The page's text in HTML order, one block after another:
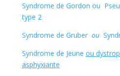
Syndrome de Gordon ou
type 2
Syndrome de Gruber ou
Syndrome de Jeune ou
asphyxiante